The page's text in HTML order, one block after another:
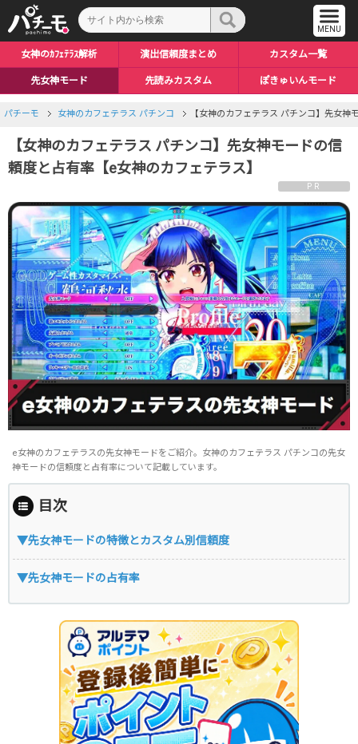
女神のｶﾌｪﾃﾗｽ解析 演出信頼度まとめ カスタム一覧
先女神モード 先読みカスタム ぽきゅいんモード
パチーモ 女神のカフェテラス パチンコ 【女神のカフェテラス パチンコ】先女
【女神のカフェテラス パチンコ】先女神モードの信
頼度と占有率【e女神のカフェテラス】
PR
e女神のカフェテラスの先女神モードをご紹介。女神のカフェテラス パチンコの先女
神モードの信頼度と占有率について記載しています。
目次
▼先女神モードの特徴とカスタム別信頼度
▼先女神モードの占有率